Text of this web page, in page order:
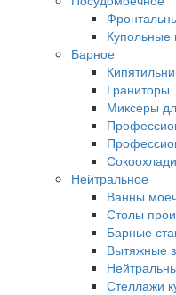
Барное
Граниторы
Миксеры
Нейтральное
Ванны
Столы
Барные
Вытяжные
Стеллажи